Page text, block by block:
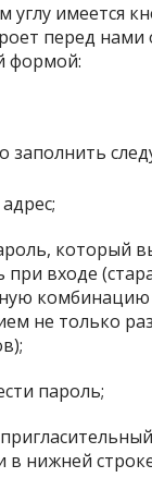
углу имеется
перед нами
формой:
заполнить
который
при входе
комбинацию
не только
пароль;
в нижней